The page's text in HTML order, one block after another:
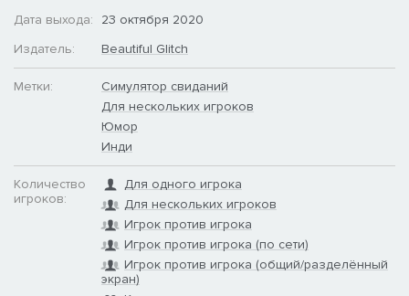
Дата выхода:
23 октября 2020
Издатель:
Beautiful Glitch
Метки:
Симулятор свиданий
Для нескольких игроков
Юмор
Инди
Количество
игроков:
Для одного игрока
Для нескольких игроков
Игрок против игрока
Игрок против игрока (по сети)
Игрок против игрока (общий/разделённый
экран)